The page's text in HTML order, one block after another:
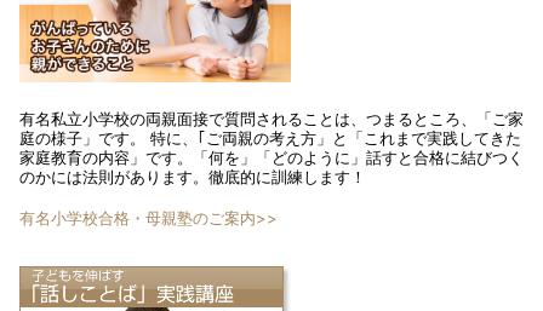
有名私立小学校の両親面接で質問されることは、つまるところ、「ご家
庭の様子」です。 特に、｢ご両親の考え方」と「これまで実践してきた
家庭教育の内容」です。「何を」「どのように」話すと合格に結びつく
のかには法則があります。徹底的に訓練します！
有名小学校合格・母親塾のご案内>>